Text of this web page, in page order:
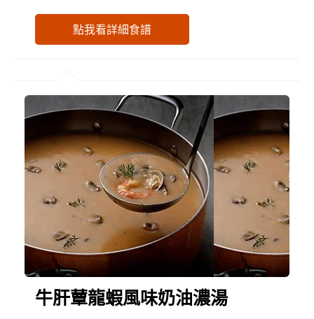
點我看詳細食譜
牛肝蕈龍蝦風味奶油濃湯